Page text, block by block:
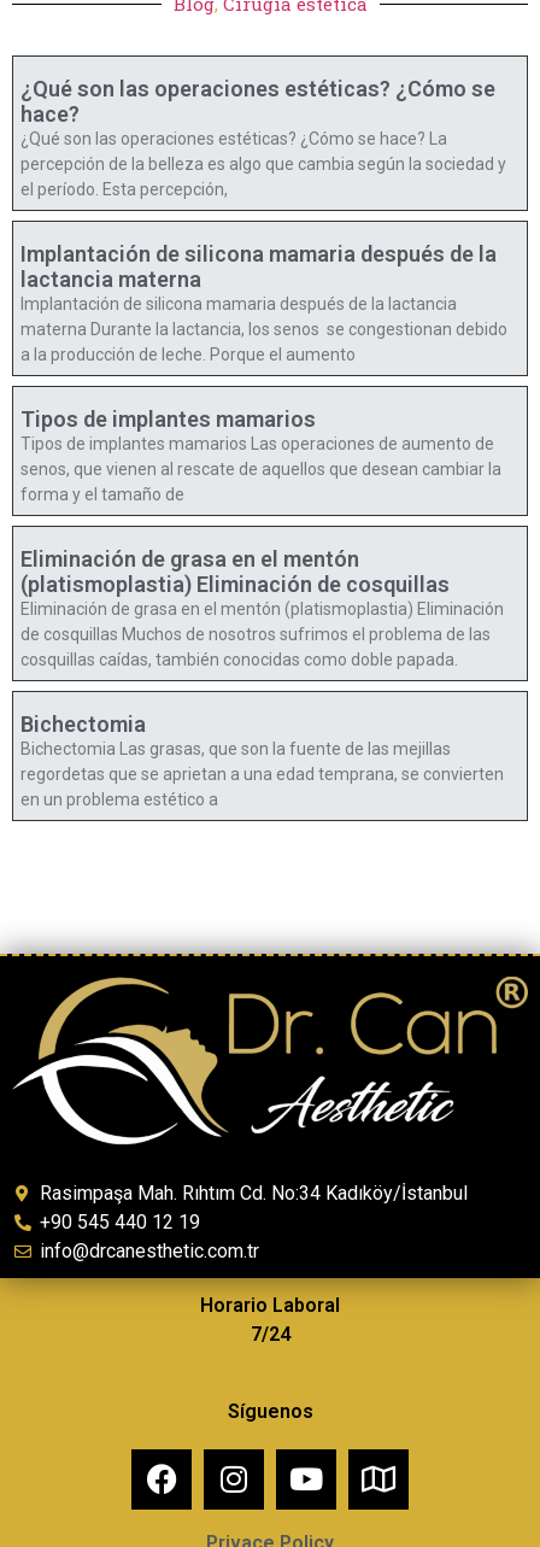
¿Qué son las operaciones estéticas? ¿Cómo se
hace?
¿Qué son las operaciones estéticas? ¿Cómo se hace? La
percepción de la belleza es algo que cambia según la sociedad y
el período. Esta percepción,
Implantación de silicona mamaria después de la
lactancia materna
Implantación de silicona mamaria después de la lactancia
materna Durante la lactancia, los senos se congestionan debido
a la producción de leche. Porque el aumento
Tipos de implantes mamarios
Tipos de implantes mamarios Las operaciones de aumento de
senos, que vienen al rescate de aquellos que desean cambiar la
forma y el tamaño de
Eliminación de grasa en el mentón
(platismoplastia) Eliminación de cosquillas
Eliminación de grasa en el mentón (platismoplastia) Eliminación
de cosquillas Muchos de nosotros sufrimos el problema de las
cosquillas caídas, también conocidas como doble papada.
Bichectomia
Bichectomia Las grasas, que son la fuente de las mejillas
regordetas que se aprietan a una edad temprana, se convierten
en un problema estético a
Rasimpaşa Mah. Rıhtım Cd. No:34 Kadıköy/İstanbul
+90 545 440 12 19
info@drcanesthetic.com.tr
Horario Laboral
7/24
Síguenos
Privace Policy